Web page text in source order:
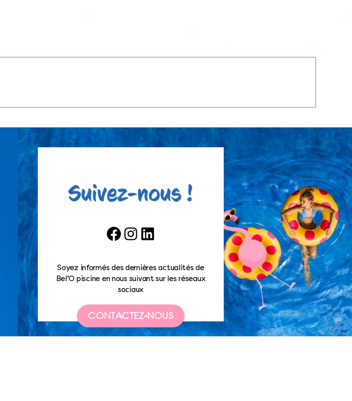
FacebookInstagramLinkedIn
Soyez informés des dernières actualités de
Bel’O piscine en nous suivant sur les réseaux
sociaux
CONTACTEZ-NOUS